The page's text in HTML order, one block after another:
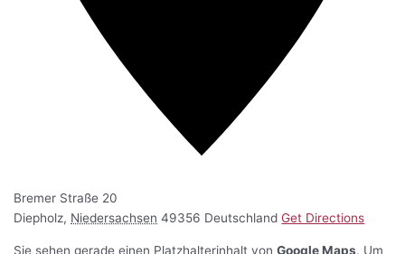
Bremer Straße 20
Diepholz, Niedersachsen 49356 Deutschland Get Directions
Sie sehen gerade einen Platzhalterinhalt vonGoogle Maps. Um